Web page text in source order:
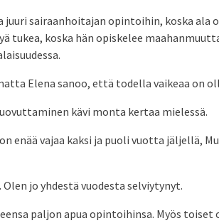
juuri sairaanhoitajan opintoihin, koska ala
tukea, koska hän opiskelee
Elena sanoo, että todella vaikeaa on
kävi monta kertaa mielessä.
enää vajaa kaksi ja puoli vuotta jäljellä,
Olen jo yhdestä vuodesta selviytynyt.
paljon apua opintoihinsa. Myös